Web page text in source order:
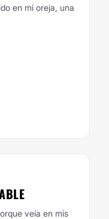
en mi oreja, una
veía en mis